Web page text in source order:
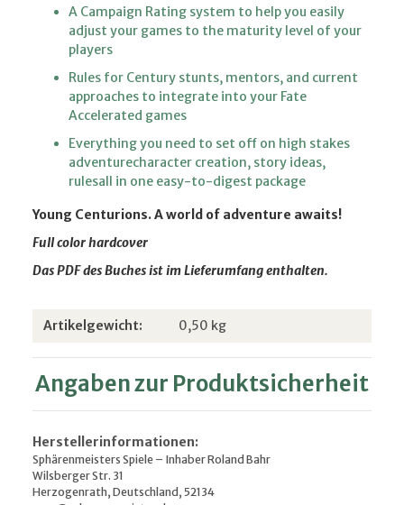
A Campaign Rating system to help you easily
adjust your games to the maturity level of your
players
Rules for Century stunts, mentors, and current
approaches to integrate into your Fate
Accelerated games
Everything you need to set off on high stakes
adventurecharacter creation, story ideas,
rulesall in one easy-to-digest package
Young Centurions. A world of adventure awaits!
Full color hardcover
Das PDF des Buches ist im Lieferumfang enthalten.
Produkteigenschaft
Wert
Artikelgewicht: 0,50 kg
Angaben zur Produktsicherheit
Herstellerinformationen:
Sphärenmeisters Spiele – Inhaber Roland Bahr
Wilsberger Str. 31
Herzogenrath, Deutschland, 52134